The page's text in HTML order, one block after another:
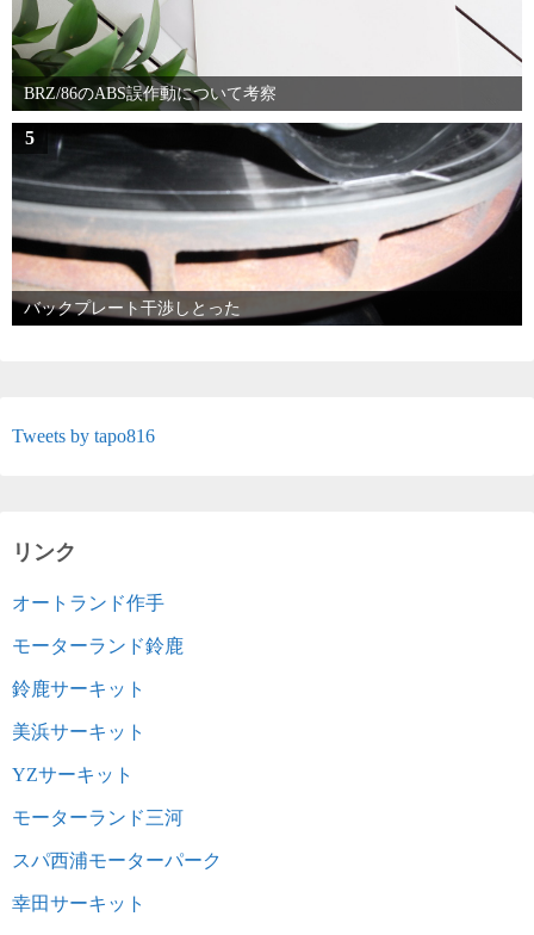
BRZ/86のABS誤作動について考察
5
バックプレート干渉しとった
Tweets by tapo816
リンク
オートランド作手
モーターランド鈴鹿
鈴鹿サーキット
美浜サーキット
YZサーキット
モーターランド三河
スパ西浦モーターパーク
幸田サーキット